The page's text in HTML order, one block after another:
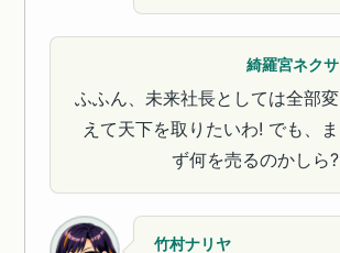
綺羅宮ネクサ
ふふん、未来社長としては全部変
えて天下を取りたいわ! でも、ま
ず何を売るのかしら?
竹村ナリヤ